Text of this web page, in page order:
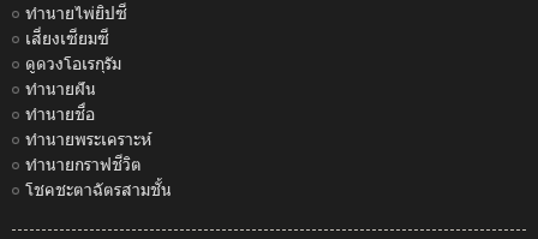
ทำนายไพ่ยิปซี
เสี่ยงเซียมซี
ดูดวงโอเรกุรัม
ทำนายฝัน
ทำนายชื่อ
ทำนายพระเคราะห์
ทำนายกราฟชีวิต
โชคชะตาฉัตรสามชั้น